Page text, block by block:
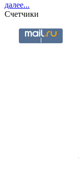
далее...
Счетчики